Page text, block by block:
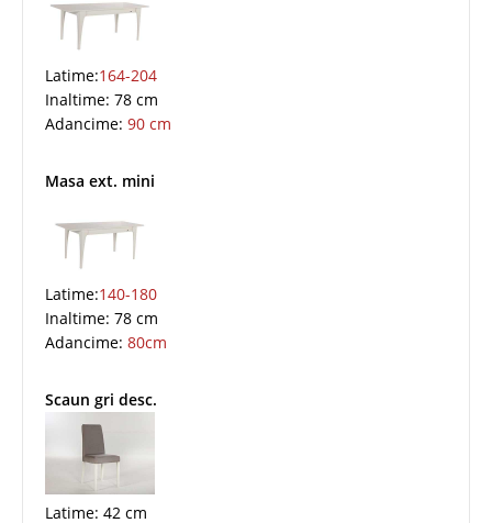
Latime:164-204
Inaltime: 78 cm
Adancime: 90 cm
Masa ext. mini
Latime:140-180
Inaltime: 78 cm
Adancime: 80cm
Scaun gri desc.
Latime: 42 cm